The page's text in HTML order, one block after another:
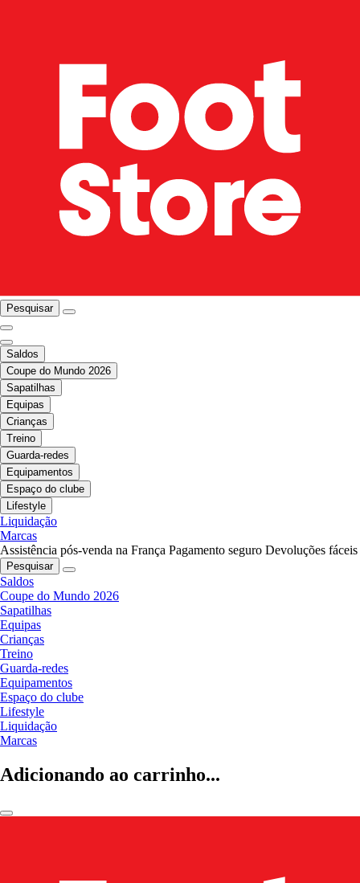
Pesquisar
Saldos
Coupe do Mundo 2026
Sapatilhas
Equipas
Crianças
Treino
Guarda-redes
Equipamentos
Espaço do clube
Lifestyle
Liquidação
Marcas
Assistência pós-venda na França Pagamento seguro Devoluções fáceis
Pesquisar
Saldos
Coupe do Mundo 2026
Sapatilhas
Equipas
Crianças
Treino
Guarda-redes
Equipamentos
Espaço do clube
Lifestyle
Liquidação
Marcas
Adicionando ao carrinho...